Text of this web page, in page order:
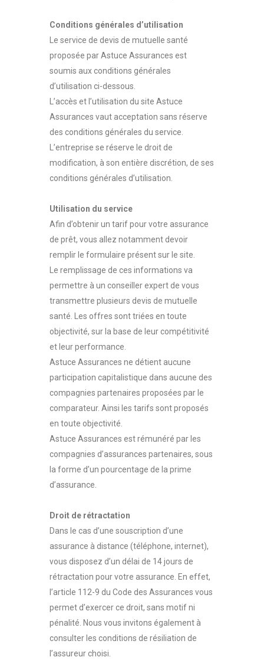
Conditions générales d’utilisation
Le service de devis de mutuelle santé
proposée par Astuce Assurances est
soumis aux conditions générales
d’utilisation ci-dessous.
L’accès et l’utilisation du site Astuce
Assurances vaut acceptation sans réserve
des conditions générales du service.
L’entreprise se réserve le droit de
modification, à son entière discrétion, de ses
conditions générales d’utilisation.
Utilisation du service
Afin d’obtenir un tarif pour votre assurance
de prêt, vous allez notamment devoir
remplir le formulaire présent sur le site.
Le remplissage de ces informations va
permettre à un conseiller expert de vous
transmettre plusieurs devis de mutuelle
santé. Les offres sont triées en toute
objectivité, sur la base de leur compétitivité
et leur performance.
Astuce Assurances ne détient aucune
participation capitalistique dans aucune des
compagnies partenaires proposées par le
comparateur. Ainsi les tarifs sont proposés
en toute objectivité.
Astuce Assurances est rémunéré par les
compagnies d’assurances partenaires, sous
la forme d’un pourcentage de la prime
d’assurance.
Droit de rétractation
Dans le cas d’une souscription d’une
assurance à distance (téléphone, internet),
vous disposez d’un délai de 14 jours de
rétractation pour votre assurance. En effet,
l’article 112-9 du Code des Assurances vous
permet d’exercer ce droit, sans motif ni
pénalité. Nous vous invitons également à
consulter les conditions de résiliation de
l’assureur choisi.